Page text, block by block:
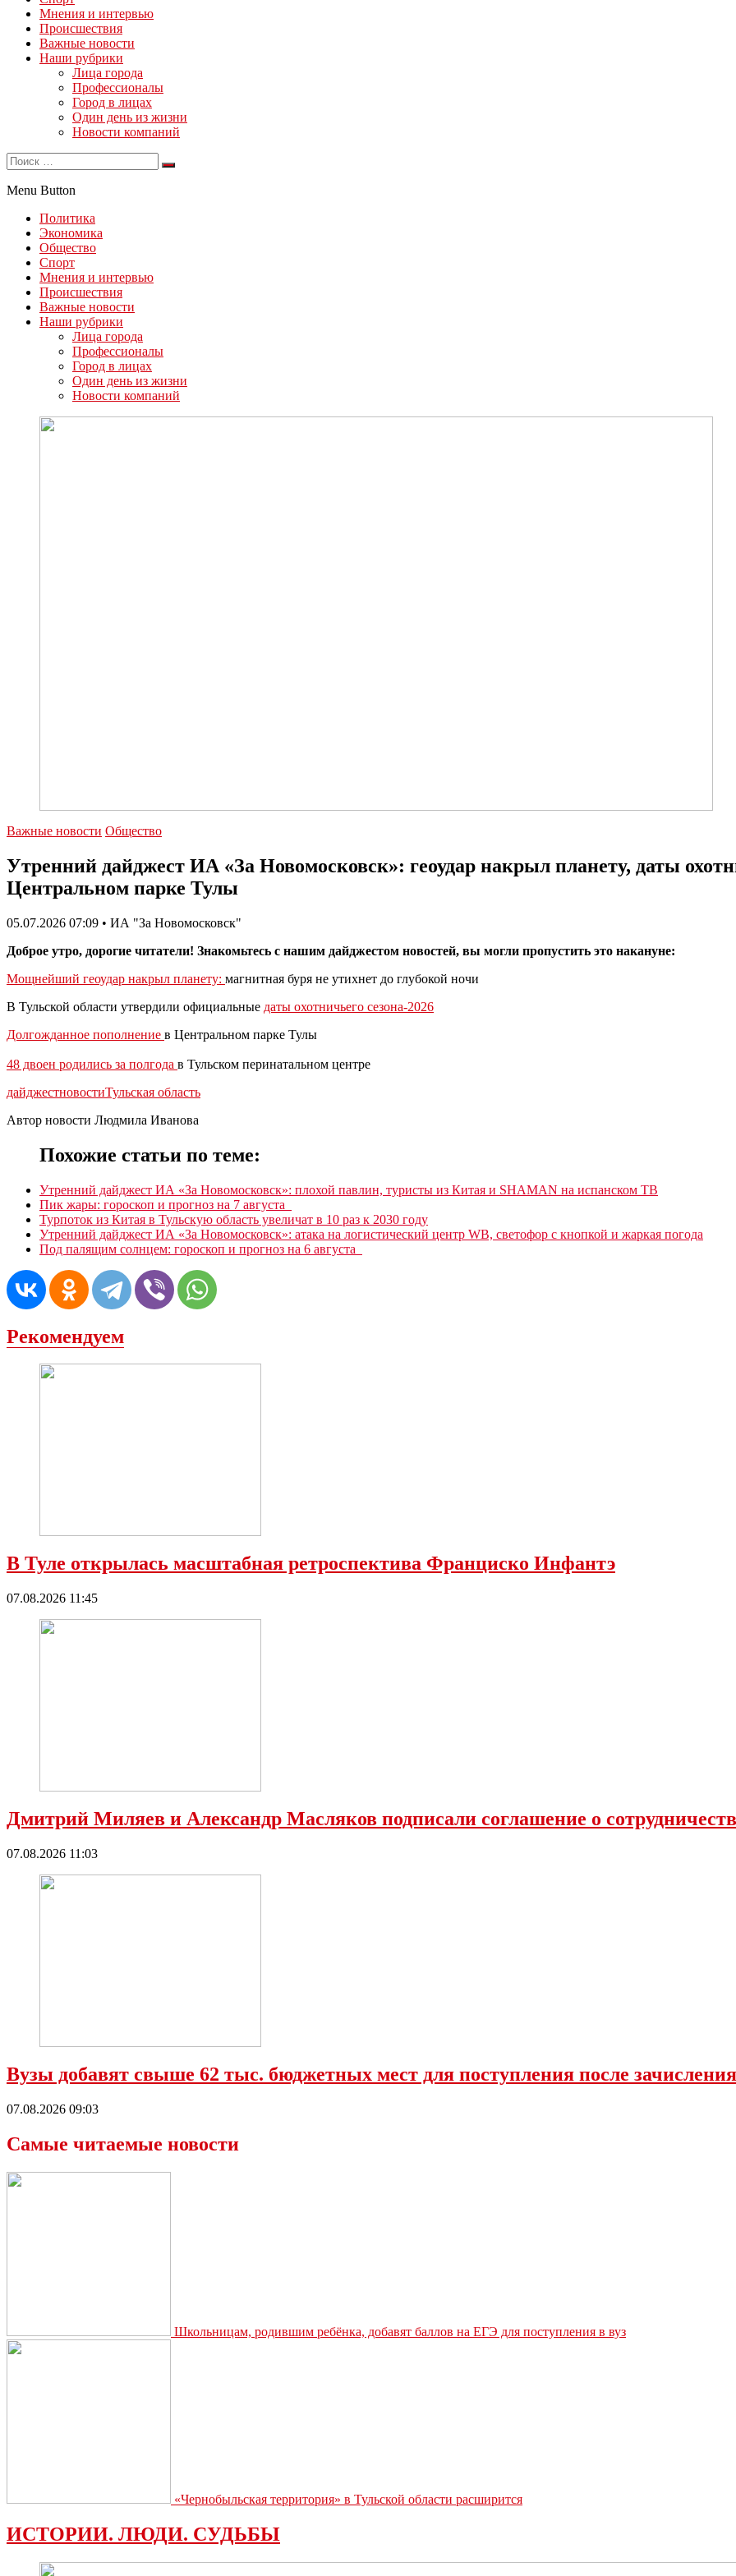
Мнения и интервью
Происшествия
Важные новости
Наши рубрики
Лица города
Профессионалы
Город в лицах
Один день из жизни
Новости компаний
Menu Button
Политика
Экономика
Общество
Спорт
Мнения и интервью
Происшествия
Важные новости
Наши рубрики
Лица города
Профессионалы
Город в лицах
Один день из жизни
Новости компаний
Важные новости Общество
Утренний дайджест ИА «За Новомосковск»: геоудар накрыл планету, даты
Центральном парке Тулы
05.07.2026 07:09 • ИА "За Новомосковск"
Доброе утро, дорогие читатели! Знакомьтесь с нашим дайджестом новостей, вы могли пропустить это накануне:
Мощнейший геоудар накрыл планету: магнитная буря не утихнет до глубокой ночи
В Тульской области утвердили официальные даты охотничьего сезона-2026
Долгожданное пополнение в Центральном парке Тулы
48 двоен родились за полгода в Тульском перинатальном центре
дайджестновостиТульская область
Автор новости Людмила Иванова
Похожие статьи по теме:
Утренний дайджест ИА «За Новомосковск»: плохой павлин, туристы из Китая и SHAMAN на испанском ТВ
Пик жары: гороскоп и прогноз на 7 августа
Турпоток из Китая в Тульскую область увеличат в 10 раз к 2030 году
Утренний дайджест ИА «За Новомосковск»: атака на логистический центр WB, светофор с кнопкой и жаркая погода
Под палящим солнцем: гороскоп и прогноз на 6 августа
Рекомендуем
В Туле открылась масштабная ретроспектива Франциско Инфантэ
07.08.2026 11:45
Дмитрий Миляев и Александр Масляков подписали соглашение о
07.08.2026 11:03
Вузы добавят свыше 62 тыс. бюджетных мест для поступления после
07.08.2026 09:03
Самые читаемые новости
Школьницам, родившим ребёнка, добавят баллов на ЕГЭ для поступления в вуз
«Чернобыльская территория» в Тульской области расширится
ИСТОРИИ. ЛЮДИ. СУДЬБЫ